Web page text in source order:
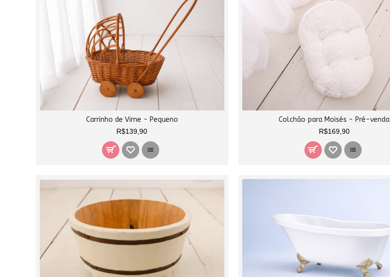
Carrinho de Vime - Pequeno
R$139,90
Colchão para Moisés - Pré-venda
R$169,90